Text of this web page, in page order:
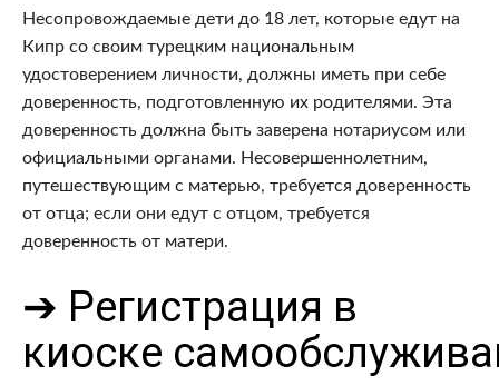
Несопровождаемые дети до 18 лет, которые едут на
Кипр со своим турецким национальным
удостоверением личности, должны иметь при себе
доверенность, подготовленную их родителями. Эта
доверенность должна быть заверена нотариусом или
официальными органами. Несовершеннолетним,
путешествующим с матерью, требуется доверенность
от отца; если они едут с отцом, требуется
доверенность от матери.
➔ Регистрация в
киоске